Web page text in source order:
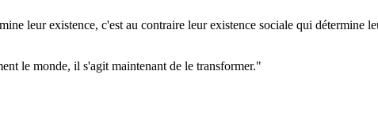
leur existence, c'est au contraire leur existence sociale qui détermine
le monde, il s'agit maintenant de le transformer."